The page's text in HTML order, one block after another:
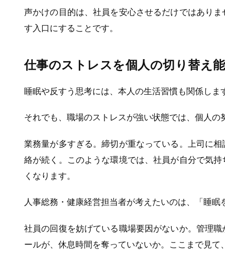
声かけの目的は、社員を安心させるだけではあり
す入口にすることです。
仕事のストレスを個人の切り替え
睡眠や反すう思考には、本人の生活習慣も関係しま
それでも、職場のストレスが強い状態では、個人
業務量が多すぎる。締切が重なっている。上司に
絡が続く。このような環境では、社員が自分で気
くなります。
人事総務・健康経営担当者が考えたいのは、「睡
社員の回復を妨げている職場要因がないか。管理
ールが、休息時間を奪っていないか。ここまで見